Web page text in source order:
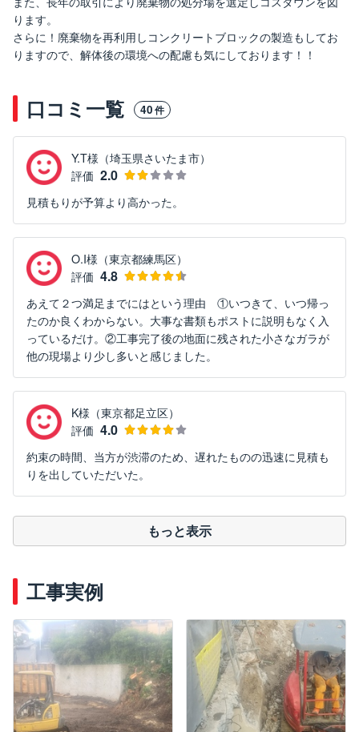
ります。
さらに！廃棄物を再利用しコンクリートブロックの製造もしてお
りますので、解体後の環境への配慮も気にしております！！
口コミ一覧 40件
Y.T様（埼玉県さいたま市）
評価 2.0
見積もりが予算より高かった。
O.I様（東京都練馬区）
評価 4.8
あえて２つ満足までにはという理由 ①いつきて、いつ帰っ
たのか良くわからない。大事な書類もポストに説明もなく入
っているだけ。②工事完了後の地面に残された小さなガラが
他の現場より少し多いと感じました。
K様（東京都足立区）
評価 4.0
約束の時間、当方が渋滞のため、遅れたものの迅速に見積も
りを出していただいた。
もっと表示
工事実例